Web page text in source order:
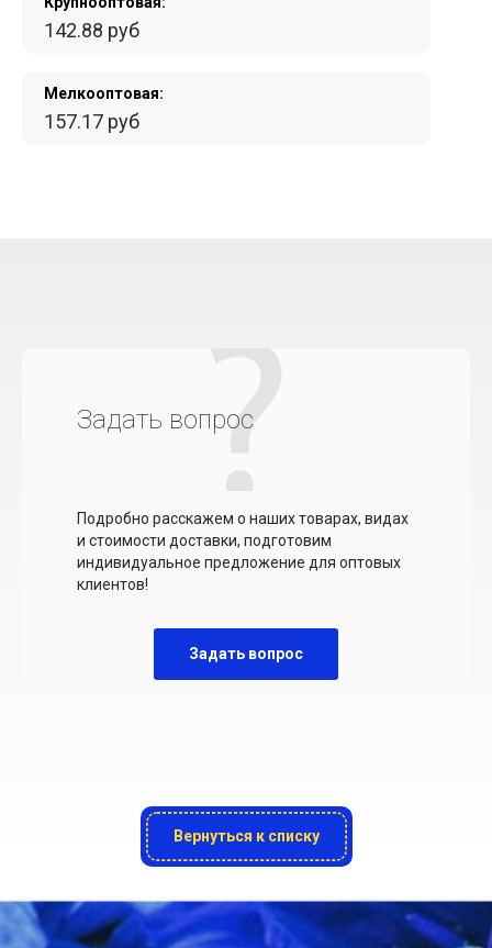
142.88 руб
Мелкооптовая:
157.17 руб
Задать вопрос
Подробно расскажем о наших товарах, видах
и стоимости доставки, подготовим
индивидуальное предложение для оптовых
клиентов!
Задать вопрос
Вернуться к списку